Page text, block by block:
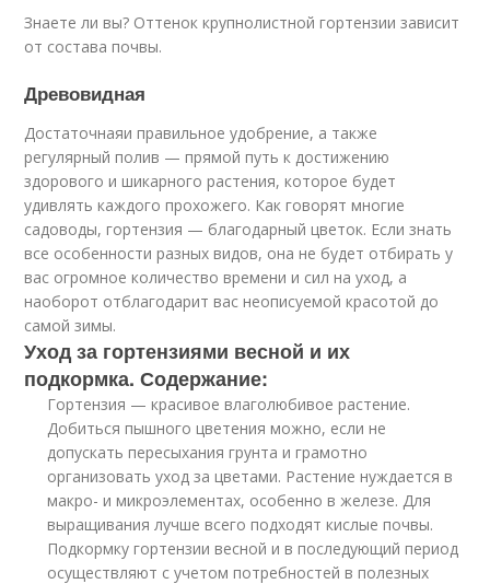
Знаете ли вы? Оттенок крупнолистной гортензии зависит
от состава почвы.
Древовидная
Достаточнаяи правильное удобрение, а также
регулярный полив — прямой путь к достижению
здорового и шикарного растения, которое будет
удивлять каждого прохожего. Как говорят многие
садоводы, гортензия — благодарный цветок. Если знать
все особенности разных видов, она не будет отбирать у
вас огромное количество времени и сил на уход, а
наоборот отблагодарит вас неописуемой красотой до
самой зимы.
Уход за гортензиями весной и их
подкормка. Содержание:
Гортензия — красивое влаголюбивое растение.
Добиться пышного цветения можно, если не
допускать пересыхания грунта и грамотно
организовать уход за цветами. Растение нуждается в
макро- и микроэлементах, особенно в железе. Для
выращивания лучше всего подходят кислые почвы.
Подкормку гортензии весной и в последующий период
осуществляют с учетом потребностей в полезных